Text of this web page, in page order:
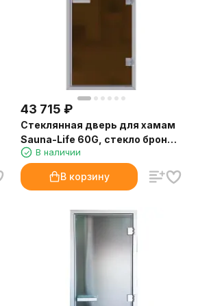
43 715 ₽
Стеклянная дверь для хамам
Sauna-Life 60G, стекло бронза
матовая, 90x210 см.
В наличии
В корзину